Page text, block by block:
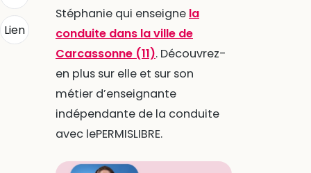
Lien
Stéphanie qui enseigne la
conduite dans la ville de
Carcassonne (11). Découvrez-
en plus sur elle et sur son
métier d’enseignante
indépendante de la conduite
avec lePERMISLIBRE.